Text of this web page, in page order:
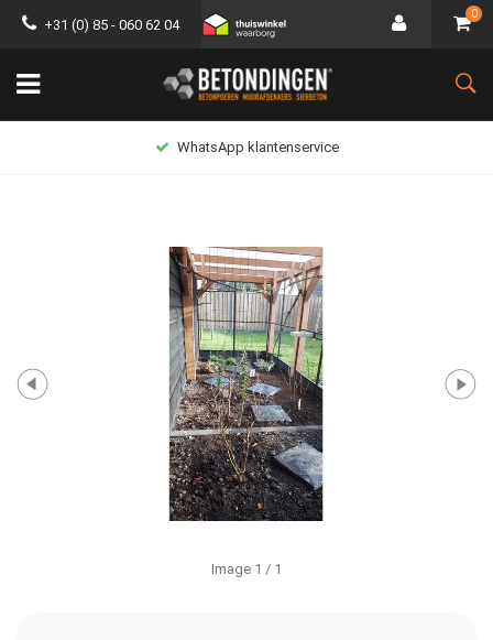
+31 (0) 85 - 060 62 04
0
Lage verzendkosten
Image 1 / 1